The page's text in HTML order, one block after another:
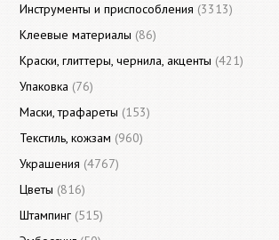
Инструменты и приспособления (3313)
Клеевые материалы (86)
Краски, глиттеры, чернила, акценты (421)
Упаковка (76)
Маски, трафареты (153)
Текстиль, кожзам (960)
Украшения (4767)
Цветы (816)
Штампинг (515)